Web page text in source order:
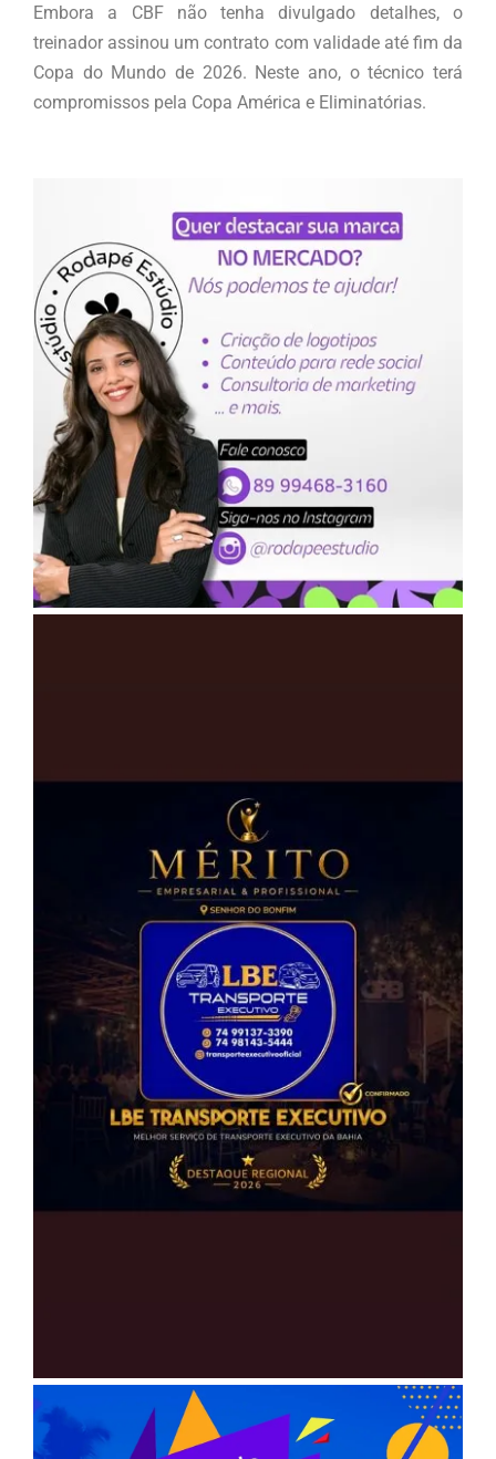
Embora a CBF não tenha divulgado detalhes, o
treinador assinou um contrato com validade até fim da
Copa do Mundo de 2026. Neste ano, o técnico terá
compromissos pela Copa América e Eliminatórias.